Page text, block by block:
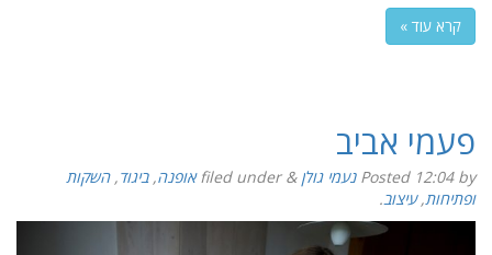
קרא עוד »
פעמי אביב
Posted 12:04by נעמי גולן &
filed under אופנה,ביגוד,השקות
ופתיחות,עיצוב.